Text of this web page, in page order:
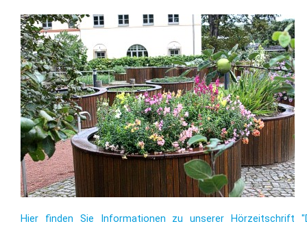
Hier finden Sie Informationen zu unserer Hörzeitschrift